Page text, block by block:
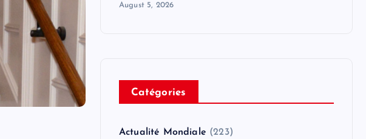
August 5, 2026
Catégories
Actualité Mondiale (223)